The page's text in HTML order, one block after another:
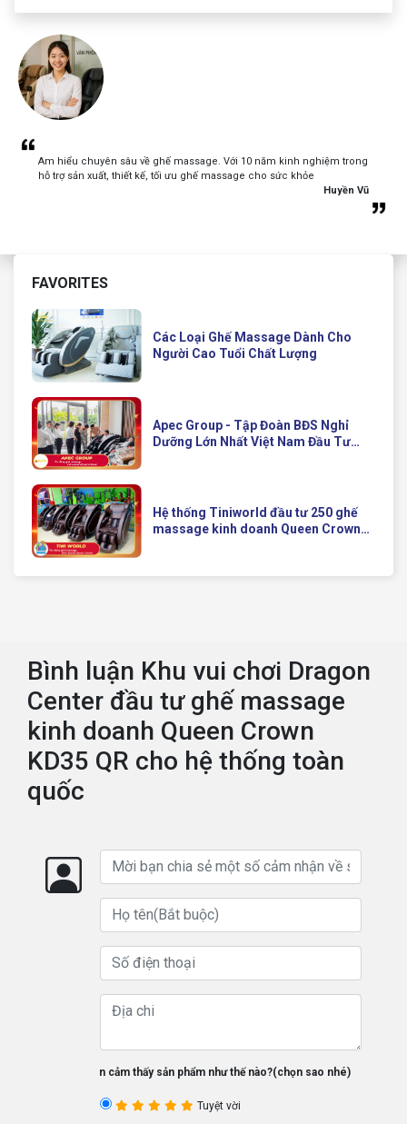
Am hiểu chuyên sâu về ghế massage. Với 10 năm kinh nghiệm trong
hỗ trợ sản xuất, thiết kế, tối ưu ghế massage cho sức khỏe
Huyền Vũ
FAVORITES
Các Loại Ghế Massage Dành Cho
Người Cao Tuổi Chất Lượng
Apec Group - Tập Đoàn BĐS Nghỉ
Dưỡng Lớn Nhất Việt Nam Đầu Tư
Hệ thống Tiniworld đầu tư 250 ghế
massage kinh doanh Queen Crown
Bình luận Khu vui chơi Dragon
Center đầu tư ghế massage
kinh doanh Queen Crown
KD35 QR cho hệ thống toàn
quốc
Bạn cảm thấy sản phẩm như thế nào?(chọn sao nhé)
Tuyệt vời